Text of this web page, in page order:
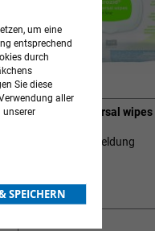
mikrozid® universal wipes
Preise nach Anmeldung
WUNSCHLISTE
um eine
entsprechend
durch
Sie diese
aller
unserer
SPEICHERN